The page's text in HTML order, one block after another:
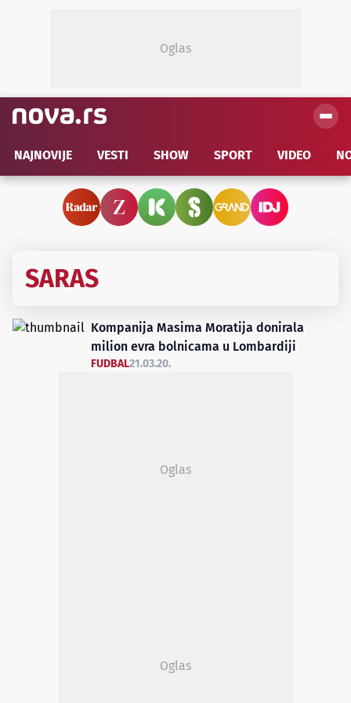
Oglas
NAJNOVIJE VESTI SHOW SPORT VIDEO
SARAS
Kompanija Masima Moratija donirala
milion evra bolnicama u Lombardiji
FUDBAL21.03.20.
Oglas
Oglas